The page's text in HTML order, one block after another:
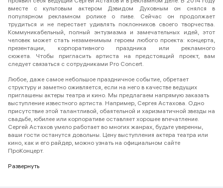
вместе с культовым актером Дэвидом Духовным он снялся в
популярном рекламном ролике о пиве. Сейчас он продолжает
трудиться и не перестает удивлять поклонников своего творчества.
Коммуникабельный, полный энтузиазма и замечательных идей, этот
человек может стать незаменимым героем любого проекта: концерта,
презентации, корпоративного праздника или рекламного
сюжета. Чтобы пригласить артиста на предстоящий проект, вам
следует связаться с сотрудниками Pro Concert.
Любое, даже самое небольшое праздничное событие, обретает
структуру и заметно оживляется, если на него в качестве ведущих
приглашены актеры театра и кино. Мы предлагаем напрямую заказать
выступление известного артиста. Например, Сергея Астахова. Одно
присутствие этой талантливой, обаятельной и харизматичной звезды на
свадьбе, юбилее или корпоративе оставляет хорошее впечатление.
Сергей Астахов умело работает во многих жанрах, будьте уверенны,
ваши гости останутся довольны. Цену выступления актера театра или
кино, как и его райдер, можно узнать на официальном сайте
ПроКонцерт.
Развернуть